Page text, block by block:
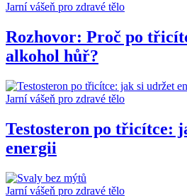
Jarní vášeň pro zdravé tělo
Rozhovor: Proč po
alkohol hůř?
Jarní vášeň pro zdravé tělo
Testosteron po třicítce:
energii
Jarní vášeň pro zdravé tělo